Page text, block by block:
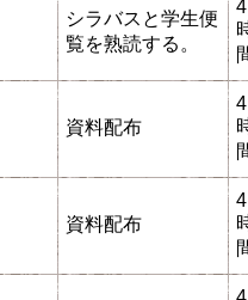
シラバスと学生便
覧を熟読する。
4
資料配布
4
資料配布
4